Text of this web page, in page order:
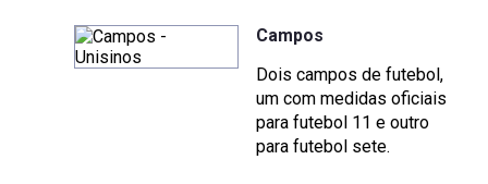
Campos
Dois campos de futebol,
um com medidas oficiais
para futebol 11 e outro
para futebol sete.